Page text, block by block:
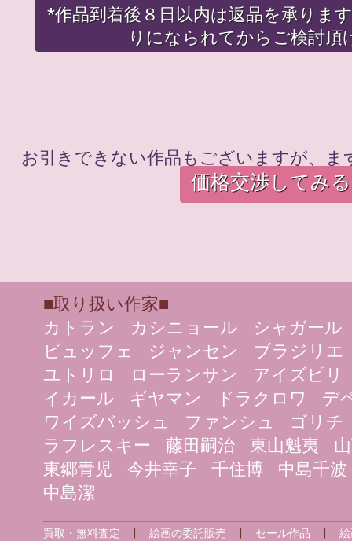
*作品到着後８日以内は返品を承りま
りになられてからご検討頂
お引きできない作品もございますが、
価格交渉してみる
■取り扱い作家■
カトラン
カシニョール
シャガール
ビュッフェ
ジャンセン
ブラジリエ
ユトリロ
ローランサン
アイズピリ
イカール
ギヤマン ドラクロワ
デ
ワイズバッシュ
ファンシュ
ゴリチ
ラフレスキー
藤田嗣治 東山魁夷
東郷青児
今井幸子 千住博
中島千波
中島潔
買取・無料査定 |絵画の委託販売 セール作品 |